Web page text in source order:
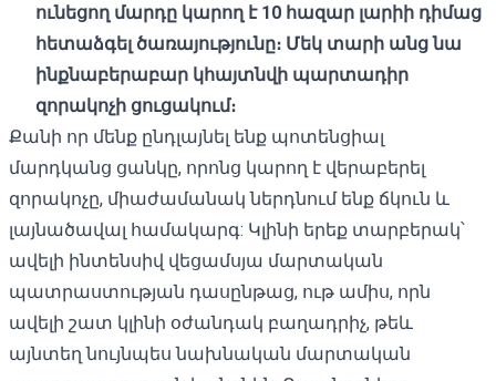
ունեցող մարդը կարող է 10 հազար լարիի դիմաց
հետաձգել ծառայությունը։ Մեկ տարի անց նա
ինքնաբերաբար կհայտնվի պարտադիր
զորակոչի ցուցակում։
Քանի որ մենք ընդլայնել ենք պոտենցիալ
մարդկանց ցանկը, որոնց կարող է վերաբերել
զորակոչը, միաժամանակ ներդնում ենք ճկուն և
լայնածավալ համակարգ: Կլինի երեք տարբերակ՝
ավելի ինտենսիվ վեցամսյա մարտական ​​
պատրաստության դասընթաց, ութ ամիս, որն
ավելի շատ կլինի օժանդակ բաղադրիչ, թեև
այնտեղ նույնպես նախնական մարտական ​​